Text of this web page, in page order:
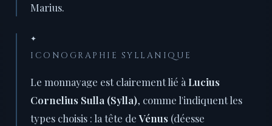
Marius.
✦
ICONOGRAPHIE SYLLANIQUE
Le monnayage est clairement lié à Lucius
Cornelius Sulla (Sylla), comme l'indiquent les
types choisis : la tête deVénus (déesse